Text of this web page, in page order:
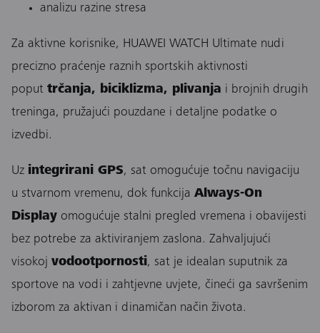
analizu razine stresa
Za aktivne korisnike, HUAWEI WATCH Ultimate nudi
precizno praćenje raznih sportskih aktivnosti
poput trčanja, biciklizma, plivanja i brojnih drugih
treninga, pružajući pouzdane i detaljne podatke o
izvedbi.
Uz integrirani GPS, sat omogućuje točnu navigaciju
u stvarnom vremenu, dok funkcija Always-On
Display omogućuje stalni pregled vremena i obavijesti
bez potrebe za aktiviranjem zaslona. Zahvaljujući
visokoj vodootpornosti, sat je idealan suputnik za
sportove na vodi i zahtjevne uvjete, čineći ga savršenim
izborom za aktivan i dinamičan način života.